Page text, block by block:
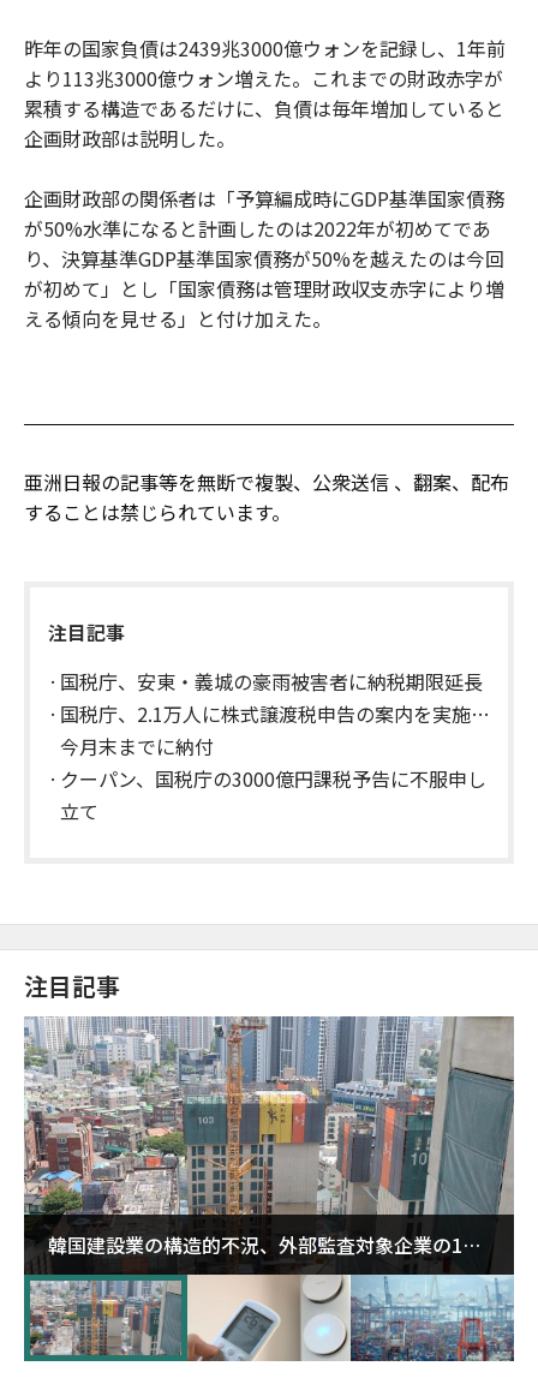
昨年の国家負債は2439兆3000億ウォンを記録し、1年前
より113兆3000億ウォン増えた。これまでの財政赤字が
累積する構造であるだけに、負債は毎年増加していると
企画財政部は説明した。
企画財政部の関係者は「予算編成時にGDP基準国家債務
が50%水準になると計画したのは2022年が初めてであ
り、決算基準GDP基準国家債務が50%を越えたのは今回
が初めて」とし「国家債務は管理財政収支赤字により増
える傾向を見せる」と付け加えた。
亜洲日報の記事等を無断で複製、公衆送信 、翻案、配布
することは禁じられています。
注目記事
国税庁、安東・義城の豪雨被害者に納税期限延長
国税庁、2.1万人に株式譲渡税申告の案内を実施…
今月末までに納付
クーパン、国税庁の3000億円課税予告に不服申し
立て
注目記事
韓国建設業の構造的不況、外部監査対象企業の1割
超が「ゾンビ企業」に…5年で2.8倍増